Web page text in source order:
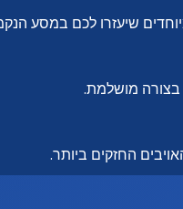
שיעזרו לכם במסע
מושלמת.
החזקים ביותר.